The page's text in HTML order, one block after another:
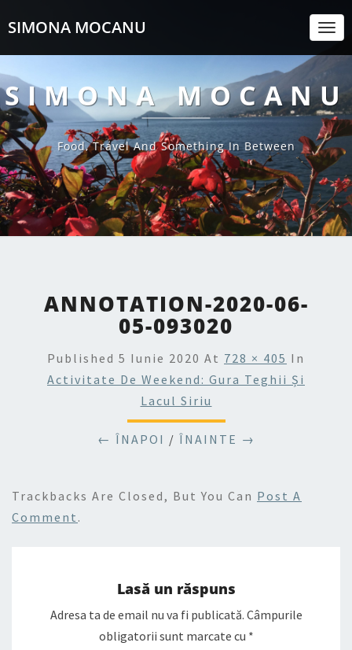
SIMONA MOCANU
SIMONA MOCANU
Food, Travel And Something In Between
ANNOTATION-2020-06-
05-093020
Published 5 Iunie 2020 At 728 × 405 In
Activitate De Weekend: Gura Teghii Și
Lacul Siriu
← ÎNAPOI / ÎNAINTE →
Trackbacks Are Closed, But You Can Post A
Comment .
Lasă un răspuns
Adresa ta de email nu va fi publicată. Câmpurile
obligatorii sunt marcate cu *